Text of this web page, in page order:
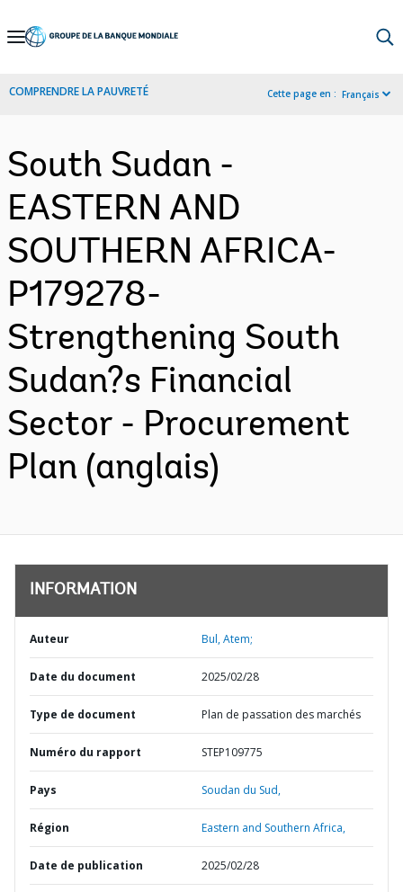
Skip
Navigation
COMPRENDRE LA PAUVRETÉ Cette page en : Français
South Sudan -
EASTERN AND
SOUTHERN AFRICA-
P179278-
Strengthening South
Sudan?s Financial
Sector - Procurement
Plan (anglais)
INFORMATION
Auteur Bul, Atem;
Date du document 2025/02/28
Type de document Plan de passation des marchés
Numéro du rapport STEP109775
Pays Soudan du Sud,
Région Eastern and Southern Africa,
Date de publication 2025/02/28